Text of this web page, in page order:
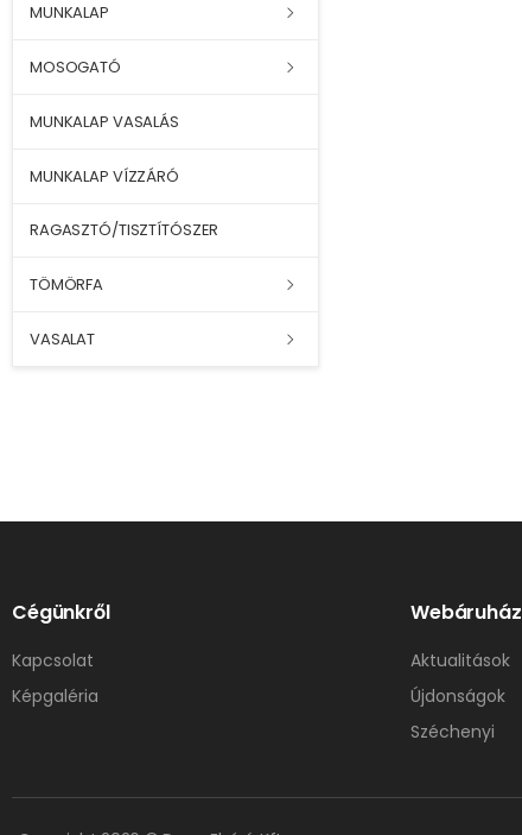
MUNKALAP
MOSOGATÓ
MUNKALAP VASALÁS
MUNKALAP VÍZZÁRÓ
RAGASZTÓ/TISZTÍTÓSZER
TÖMÖRFA
VASALAT
Cégünkről
Kapcsolat
Képgaléria
Webáruház
Aktualitások
Újdonságok
Széchenyi